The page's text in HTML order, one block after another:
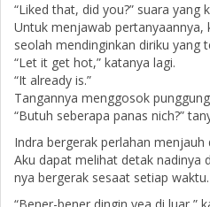
“Liked that, did you?” suara yang
Untuk menjawab pertanyaannya,
seolah mendinginkan diriku yang
“Let it get hot,” katanya lagi.
“It already is.”
Tangannya menggosok
“Butuh seberapa panas nich?”
Indra bergerak perlahan
Aku dapat melihat detak nadinya
nya bergerak sesaat setiap waktu.